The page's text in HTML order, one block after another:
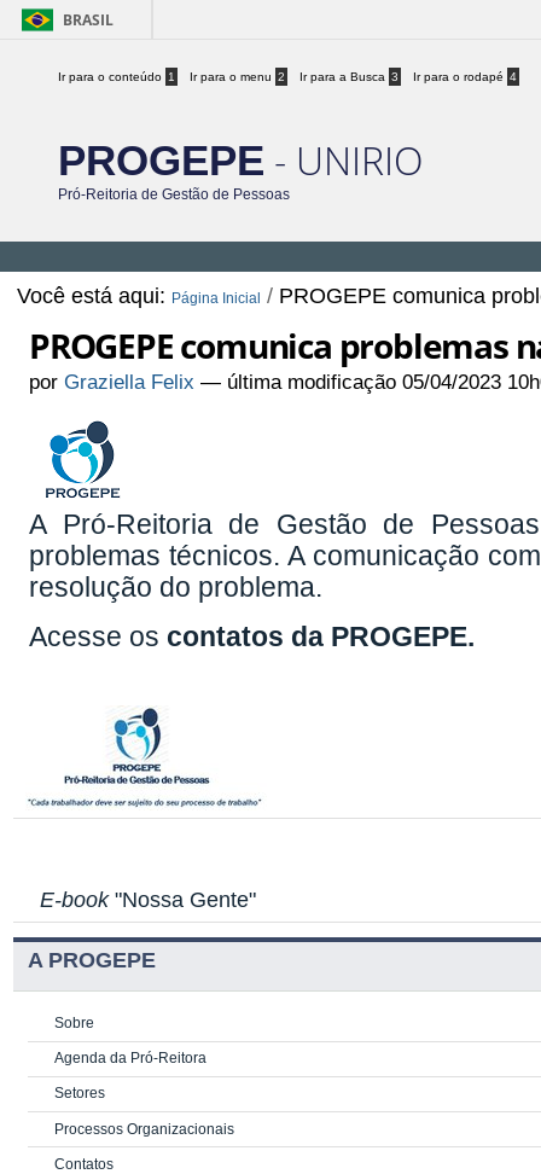
BRASIL
Ir para o conteúdo 1 Ir para o menu 2 Ir para a Busca 3 Ir para o rodapé 4
PROGEPE - UNIRIO
Pró-Reitoria de Gestão de Pessoas
Você está aqui: Página Inicial / PROGEPE comunica
PROGEPE comunica problemas
porGraziella Felix — última modificação 05/04/2023
A Pró-Reitoria de Gestão de
problemas técnicos. A comunicação
resolução do problema.
Acesse os contatos da PROGEPE.
E-book"Nossa Gente"
A PROGEPE
Sobre
Agenda da Pró-Reitora
Setores
Processos Organizacionais
Contatos